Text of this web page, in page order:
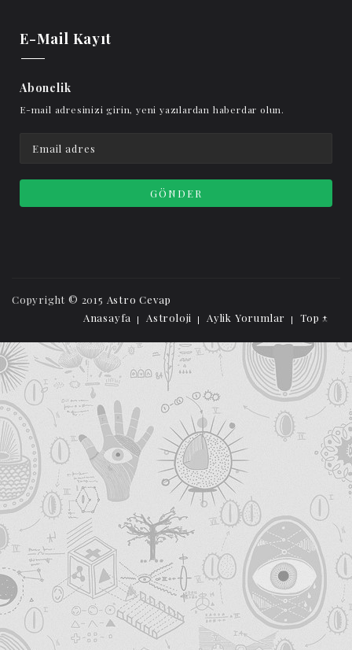
E-Mail Kayıt
Abonelik
E-mail adresinizi girin, yeni yazılardan haberdar olun.
Copyright © 2015 Astro Cevap
Anasayfa
Astroloji Aylik Yorumlar Top ↑